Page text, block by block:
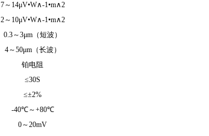
7～14μV•W∧-1•m∧2
2～10μV•W∧-1•m∧2
0.3～3μm（短波）
4～50μm（长波）
铂电阻
≤30S
≤±2%
-40℃～+80℃
0～20mV